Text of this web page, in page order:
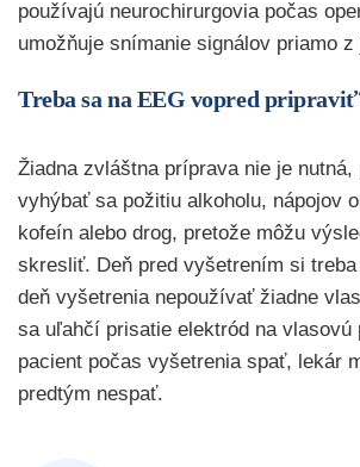
používajú neurochirurgovia počas
umožňuje snímanie signálov priamo z
Treba sa na EEG vopred
Žiadna zvláštna príprava nie je
vyhýbať sa požitiu alkoholu, nápojov
kofeín alebo drog, pretože môžu
skresliť. Deň pred vyšetrením si
deň vyšetrenia nepoužívať žiadne
sa uľahčí prisatie elektród na vlasovú
pacient počas vyšetrenia spať, lekár
predtým nespať.